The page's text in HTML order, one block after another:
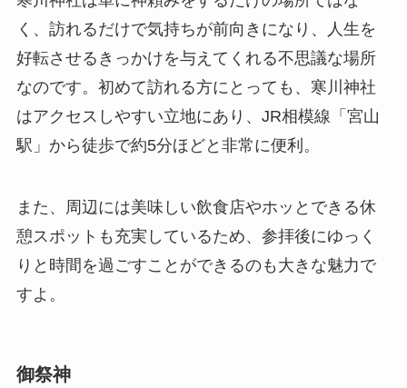
く、訪れるだけで気持ちが前向きになり、人生を
好転させるきっかけを与えてくれる不思議な場所
なのです。初めて訪れる方にとっても、寒川神社
はアクセスしやすい立地にあり、JR相模線「宮山
駅」から徒歩で約5分ほどと非常に便利。
また、周辺には美味しい飲食店やホッとできる休
憩スポットも充実しているため、参拝後にゆっく
りと時間を過ごすことができるのも大きな魅力で
すよ。
御祭神